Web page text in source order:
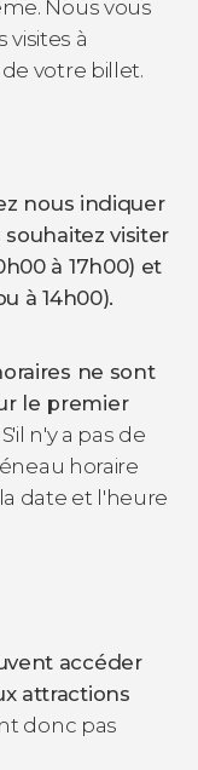
Nous vous
à
votre billet.
nous indiquer
visiter
à 17h00) et
à 14h00).
ne sont
le premier
S'il n'y a pas de
horaire
date et l'heure
accéder
attractions
donc pas